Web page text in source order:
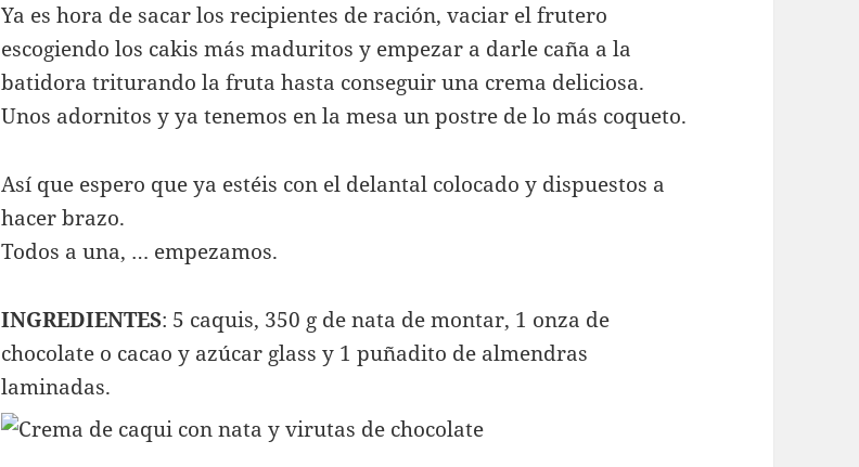
Ya es hora de sacar los recipientes de ración, vaciar el frutero
escogiendo los cakis más maduritos y empezar a darle caña a la
batidora triturando la fruta hasta conseguir una crema deliciosa.
Unos adornitos y ya tenemos en la mesa un postre de lo más coqueto.
Así que espero que ya estéis con el delantal colocado y dispuestos a
hacer brazo.
Todos a una, … empezamos.
INGREDIENTES: 5 caquis, 350 g de nata de montar, 1 onza de
chocolate o cacao y azúcar glass y 1 puñadito de almendras
laminadas.